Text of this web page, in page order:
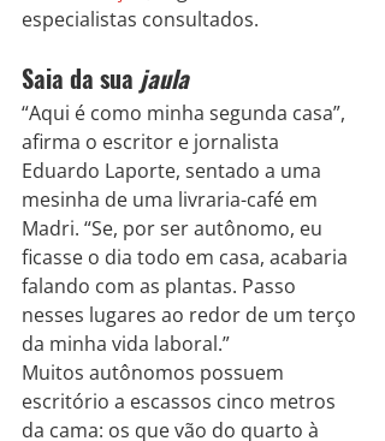
especialistas consultados.
Saia da sua jaula
“Aqui é como minha segunda casa”,
afirma o escritor e jornalista
Eduardo Laporte, sentado a uma
mesinha de uma livraria-café em
Madri. “Se, por ser autônomo, eu
ficasse o dia todo em casa, acabaria
falando com as plantas. Passo
nesses lugares ao redor de um terço
da minha vida laboral.”
Muitos autônomos possuem
escritório a escassos cinco metros
da cama: os que vão do quarto à